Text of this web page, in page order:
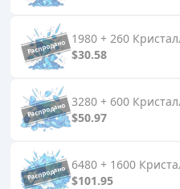
1980 + 260
$30.58
3280 + 600
$50.97
6480 + 1600
$101.95